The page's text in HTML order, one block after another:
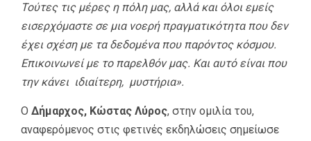
Τούτες τις μέρες η πόλη μας, αλλά και όλοι εμείς
εισερχόμαστε σε μια νοερή πραγματικότητα που δεν
έχει σχέση με τα δεδομένα που παρόντος κόσμου.
Επικοινωνεί με το παρελθόν μας. Και αυτό είναι που
την κάνει ιδιαίτερη, μυστήρια».
Ο Δήμαρχος, Κώστας Λύρος, στην ομιλία του,
αναφερόμενος στις φετινές εκδηλώσεις σημείωσε